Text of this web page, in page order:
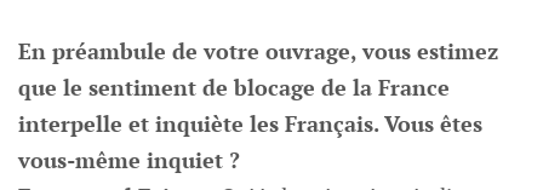
En préambule de votre ouvrage, vous estimez
que le sentiment de blocage de la France
interpelle et inquiète les Français. Vous êtes
vous-même inquiet ?